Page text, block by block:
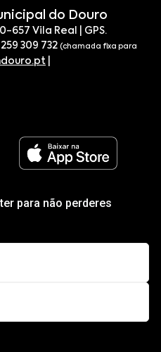
do Douro
657 Vila Real | GPS.
259 309 732 (chamada fixa para
para não perderes